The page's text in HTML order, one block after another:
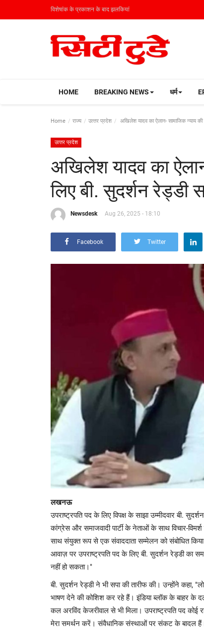
विशेषांक के प्रकाशन के बाद झलकियां
HOME BREAKING NEWS धर्म
Home राज्य उत्‍तर प्रदेश अखिलेश यादव का ऐलान- सामाजिक न्याय
उत्‍तर प्रदेश
अखिलेश यादव का
लिए बी. सुदर्शन
Newsdesk Aug 26, 2025 - 18:10
Facebook Twitter
लखनऊ
उपराष्ट्रपति पद के लिए विपक्ष के साझा उम्मीदवार बी.
कांग्रेस और समाजवादी पार्टी के नेताओं के साथ विचार-
साथ संयुक्त रूप से एक संवाददाता सम्मेलन को संबोधित
आवाज़ पर उपराष्ट्रपति पद के लिए बी. सुदर्शन रेड्डी का
नहीं हो सकता।"
बी. सुदर्शन रेड्डी ने भी सपा की तारीफ की। उन्होंने
भाषण देने की कोशिश कर रहे हैं। इंडिया ब्लॉक के बाहर के
कल अरविंद केजरीवाल से भी मिला। उपराष्ट्रपति पद कोई
मेरा समर्थन करें। संवैधानिक संस्थाओं पर संकट के बादल